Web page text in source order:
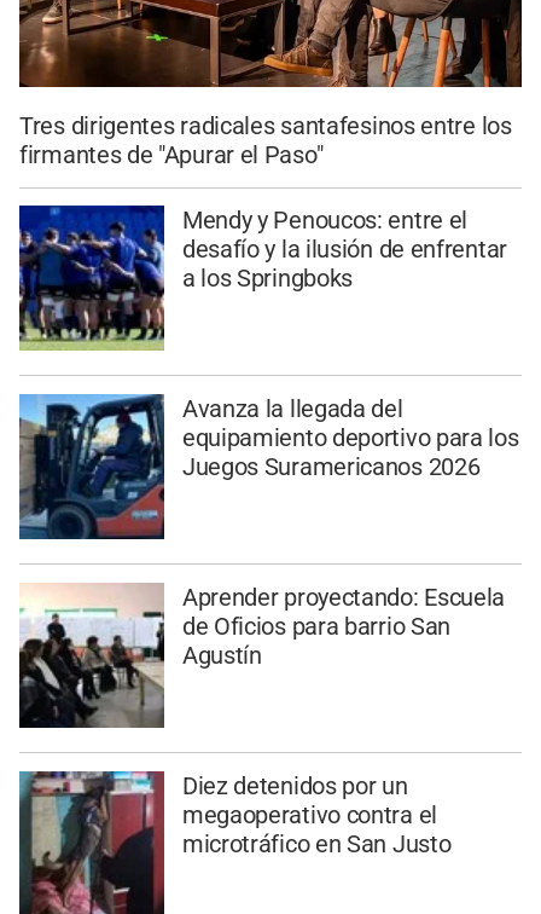
Tres dirigentes radicales santafesinos entre los
firmantes de "Apurar el Paso"
Mendy y Penoucos: entre el
desafío y la ilusión de enfrentar
a los Springboks
Avanza la llegada del
equipamiento deportivo para los
Juegos Suramericanos 2026
Aprender proyectando: Escuela
de Oficios para barrio San
Agustín
Diez detenidos por un
megaoperativo contra el
microtráfico en San Justo